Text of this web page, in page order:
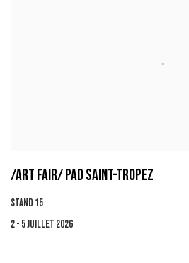
/ART FAIR/ PAD SAINT-TROPEZ
STAND 15
2 - 5 JUILLET 2026